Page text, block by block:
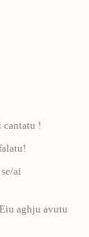
cantatu !
ai
aghju avutu